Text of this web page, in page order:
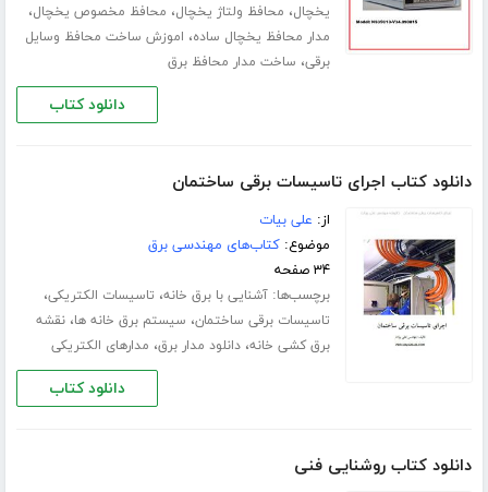
یخچال، محافظ ولتاژ یخچال، محافظ مخصوص یخچال،
مدار محافظ یخچال ساده، اموزش ساخت محافظ وسایل
برقی، ساخت مدار محافظ برق
دانلود کتاب
دانلود کتاب اجرای تاسیسات برقی ساختمان
از: علی بیات
موضوع:کتاب‌های مهندسی برق
۳۴ صفحه
برچسب‌ها:آشنایی با برق خانه، تاسیسات الکتریکی،
تاسیسات برقی ساختمان، سیستم برق خانه ها،نقشه
برق کشی خانه،دانلود مدار برق، مدارهای الکتریکی
دانلود کتاب
دانلود کتاب روشنایی فنی